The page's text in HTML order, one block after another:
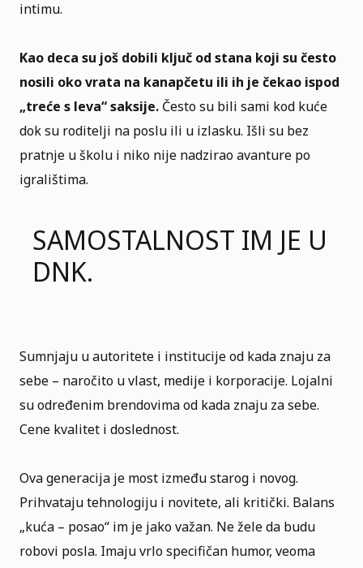
intimu.
Kao deca su još dobili ključ od stana koji su često
nosili oko vrata na kanapčetu ili ih je čekao ispod
„treće s leva“ saksije. Često su bili sami kod kuće
dok su roditelji na poslu ili u izlasku. Išli su bez
pratnje u školu i niko nije nadzirao avanture po
igralištima.
SAMOSTALNOST IM JE U
DNK.
Sumnjaju u autoritete i institucije od kada znaju za
sebe – naročito u vlast, medije i korporacije. Lojalni
su određenim brendovima od kada znaju za sebe.
Cene kvalitet i doslednost.
Ova generacija je most između starog i novog.
Prihvataju tehnologiju i novitete, ali kritički. Balans
„kuća – posao“ im je jako važan. Ne žele da budu
robovi posla. Imaju vrlo specifičan humor, veoma